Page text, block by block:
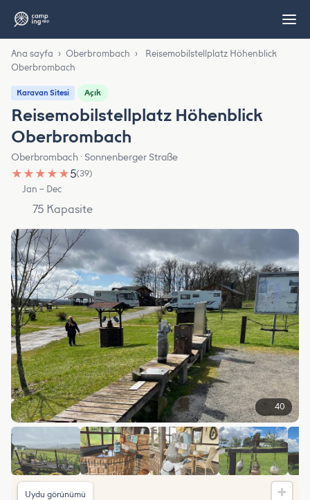
Ana sayfa › Oberbrombach ›
Reisemobilstellplatz Höhenblick
Oberbrombach
Karavan Sitesi Açık
Reisemobilstellplatz Höhenblick
Oberbrombach
Oberbrombach · Sonnenberger Straße
★ ★ ★ ★ ★5(39)
Jan – Dec
75 Kapasite
40
Uydu görünümü